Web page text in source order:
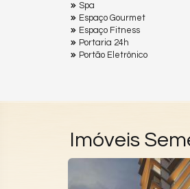
Spa
Espaço Gourmet
Espaço Fitness
Portaria 24h
Portão Eletrônico
Imóveis